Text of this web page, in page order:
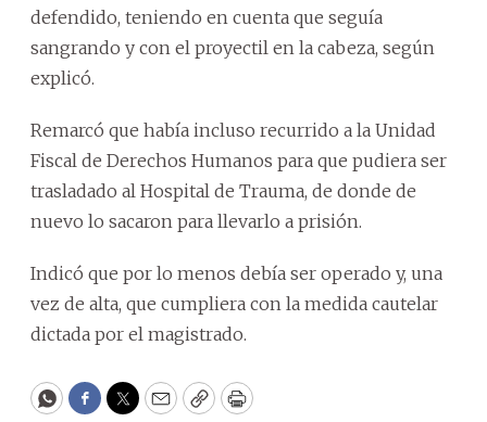
defendido, teniendo en cuenta que seguía
sangrando y con el proyectil en la cabeza, según
explicó.
Remarcó que había incluso recurrido a la Unidad
Fiscal de Derechos Humanos para que pudiera ser
trasladado al Hospital de Trauma, de donde de
nuevo lo sacaron para llevarlo a prisión.
Indicó que por lo menos debía ser operado y, una
vez de alta, que cumpliera con la medida cautelar
dictada por el magistrado.
WhatsApp
Facebook
Twitter
EmailCopyPrint